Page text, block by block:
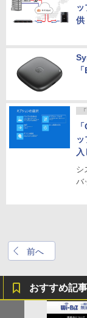
供
シ
バ
前へ
おすすめ記事